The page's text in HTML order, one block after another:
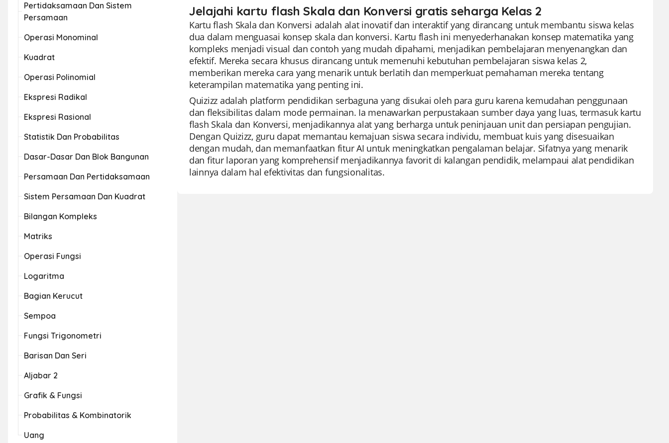
Pertidaksamaan Dan Sistem
Persamaan
Operasi Monominal
Kuadrat
Operasi Polinomial
Ekspresi Radikal
Ekspresi Rasional
Statistik Dan Probabilitas
Dasar-Dasar Dan Blok Bangunan
Persamaan Dan Pertidaksamaan
Sistem Persamaan Dan Kuadrat
Bilangan Kompleks
Matriks
Operasi Fungsi
Logaritma
Bagian Kerucut
Sempoa
Fungsi Trigonometri
Barisan Dan Seri
Aljabar 2
Grafik & Fungsi
Probabilitas & Kombinatorik
Uang
Jelajahi kartu flash Skala dan Konversi gratis seharga Kelas 2
Kartu flash Skala dan Konversi adalah alat inovatif dan interaktif yang dirancang untuk membantu siswa kelas
dua dalam menguasai konsep skala dan konversi. Kartu flash ini menyederhanakan konsep matematika yang
kompleks menjadi visual dan contoh yang mudah dipahami, menjadikan pembelajaran menyenangkan dan
efektif. Mereka secara khusus dirancang untuk memenuhi kebutuhan pembelajaran siswa kelas 2,
memberikan mereka cara yang menarik untuk berlatih dan memperkuat pemahaman mereka tentang
keterampilan matematika yang penting ini.
Quizizz adalah platform pendidikan serbaguna yang disukai oleh para guru karena kemudahan penggunaan
dan fleksibilitas dalam mode permainan. Ia menawarkan perpustakaan sumber daya yang luas, termasuk kartu
flash Skala dan Konversi, menjadikannya alat yang berharga untuk peninjauan unit dan persiapan pengujian.
Dengan Quizizz, guru dapat memantau kemajuan siswa secara individu, membuat kuis yang disesuaikan
dengan mudah, dan memanfaatkan fitur AI untuk meningkatkan pengalaman belajar. Sifatnya yang menarik
dan fitur laporan yang komprehensif menjadikannya favorit di kalangan pendidik, melampaui alat pendidikan
lainnya dalam hal efektivitas dan fungsionalitas.